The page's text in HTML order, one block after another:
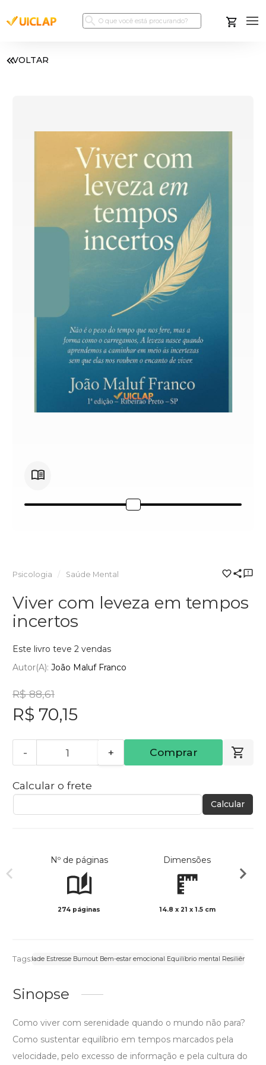
VOLTAR
Psicologia Saúde Mental
Viver com leveza em tempos
incertos
Este livro teve 2 vendas
Autor(a): João Maluf Franco
R$ 88,61
R$ 70,15
- + Comprar
Calcular o frete
Calcular
Nº de páginas
274 páginas
Dimensões
14.8 x 21 x 1.5 cm
Tags:
Ansiedade Estresse Burnout Bem-estar emocional Equilíbrio mental Resiliência
Sinopse
Como viver com serenidade quando o mundo não para?
Como sustentar equilíbrio em tempos marcados pela
velocidade, pelo excesso de informação e pela cultura do